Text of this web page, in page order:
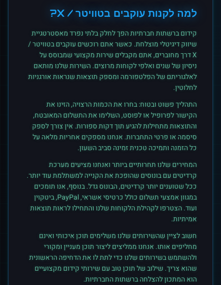
למה לקנות עוקבים בטוויטר / X ?
קידום ברשתות חברתיות הפך לחלק בלתי נפרד מאסטרטגיית
שיווק דיגיטלי מוצלחת. כאשר אתם רוכשים עוקביםבטוויטר /
Xדרך מחוברים, אתם מקבלים שירות מקצועי שמבוסס על
ניסיון של שנים ואלפי לקוחות מרוצים. השירות שלנו מותאם
לאלגוריתם של הפלטפורמה ומספק תוצאות שנראות אורגניות
לחלוטין.
התהליך פשוט ובטוח: בחרו את הכמות הרצויה, הזינו את
הקישור לפרופיל או לפוסט, השלימו את התשלום המאובטח,
והתוצאות מתחילות להגיע תוך דקות ספורות. אין צורך לספק
סיסמה או פרטי התחברות. אנחנו מספקים אחריות מלאה על
כל הזמנה ותמיכה טכנית זמינה סביב השעון.
המחירים שלנו תחרותיים ביותר ואנחנו מציעים מערכת
קרדיטים עם בונוסים שהופכת את הקנייה למשתלמת עוד יותר.
ככל שטוענים יותר קרדיטים, הבונוס גדל. בנוסף, אנו תומכים
במגוון אמצעי תשלום כולל כרטיסי אשראי, PayPal, ביטקוין
ועוד. הצטרפו לקהילת הלקוחות שלנו והתחילו לראות תוצאות
אמיתיות.
חשוב לציין שהשירותים שלנו משלימים תוכן איכותי ואינם
מחליפים אותו. אנחנו ממליצים ליצור תוכן מעניין ומקורי
ולהשתמש בשירותים שלנו כדי לתת לו את הדחיפה הראשונית
שהוא צריך. שילוב של תוכן טוב עם שירותי קידום מקצועיים
הוא המתכון להצלחה ברשתות החברתיות.